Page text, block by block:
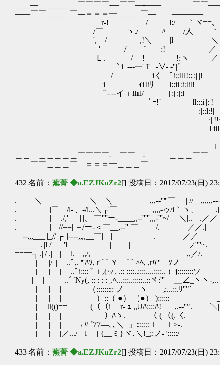
＿＿―＿＿＿＿＿￣￣￣￣‐―￣￣―‐―― ＿＿＿￣
――￣￣＿＿＿￣―＝＝＝━＿＿＿￣― ――――
r‐! / l:/ ｀ヾ==､ｰ--
/￣| ヽ./ 〃 /人 ｀ト､
', / ,!＼ |l ＼ /
| ′ / | ｀ |:! ／
Ｌ.__ / ! !:ヽ ／
` iｰ---一'Ｔｰ-∨- ‐''|´ /￣
/ iく ﾞi;:lll!::::|||! / ./二/
i ｨi|liﾘ l::ii|:i:lil! /__,--, / /
ﾞ- --イｉlliil/ |||:||:|:l /___ノ. /
ﾞｰ!´ ll:::i||:|! /___
|:|::l:!| /
|:||!!: /
l iil! ヽ､,ノ
||i! ／
|l
＿＿―＿＿＿＿＿￣￣￣￣‐―￣￣―‐―― ＿＿＿￣
――￣￣＿＿＿￣―＝＝＝━＿＿＿￣― ――――
432 名前： 蕪菁 ◆a.EZJKuZr2[] 投稿日：2017/07/23(日)
. ＼ ＼ ＼ | ,,,--'''''￣ | //＿,,,,,,--┐
. ||￣ /l‐|、-/l...＼┌'￣| ＿,,,,-ゥ/i｀ヽ、 .|
. || ./,' | | |、|￣''''ー-____,,--''''',,,-'''~/ ＼
. || //==| |=|/ー-＜￣__,--'' ￣ /. ／
―--,,,___||_// ┌| |‐---,,,,__￣| | | .
＿＿＿ .||l /| | 'l | | | | ／'''~. |. ＼＿_
====┐ .||/ .| | |l. ,,/, ,,
|| ||/ .| |..ﾞ,. '''ﾊｿ, r'⌒ Ｙ ⌒ ^ﾍ, ,rﾊ'''
|| || | |..ﾞi:::: ﾞｉ,(ッ. .::
――||―|| | |..ﾞ`Ny(, :: : : : ,.ﾍ...:::..:::::..::ヾ:''' ＿∠_ヽ
|| || | | （::::::::: ノ ヽ ゝ,:...::.ﾘ''"´ | !
|| || | | ）::（ ●） （●） ):::::: __ﾉ_
|| ﾛ(()==| (（（i r- ｭ ,,Uﾊ::::ﾊ! _＿,.-
|| || | | ）ﾊゝ. （ ( （(.
|| || | | /〃´77―､､＼_」:;:;:;:ｌ ｌ>‐. ＼|
|| || |／.../ l | {__ミ}ヾ､＼!_;:ノ‐":::::/ |
433 名前： 蕪菁 ◆a.EZJKuZr2[] 投稿日：2017/07/23(日)